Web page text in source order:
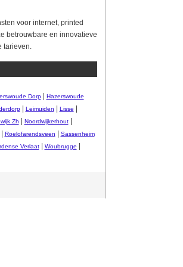
voor internet, printed
betrouwbare en innovatieve
tarieven.
Dorp|
Hazerswoude
| Leimuiden Lisse
Zh Noordwijkerhout|
Roelofarendsveen
Sassenheim
Verlaat| Woubrugge